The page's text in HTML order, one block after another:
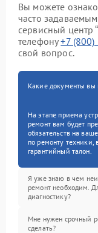
Вы можете
часто
сервисный центр
телефону+7
свой вопрос.
Какие документы вы
На этапе приема
ремонт вам будет
обязательств на
по ремонту техники,
гарантийный талон.
Я уже знаю в чем
ремонт необходим.
диагностику?
Мне нужен срочный
сделать?